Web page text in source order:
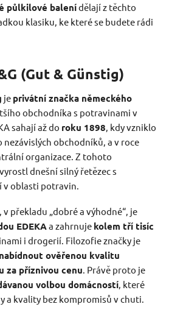
půlkilové balenídělají z těchto
klasiku, ke které se budete rádi
(Gut & Günstig)
je privátní značka německého
obchodníka s potravinami v
sahají až do roku 1898, kdy vzniklo
obchodníků, a v roce
organizace. Z tohoto
dnešní silný řetězec s
v oblasti potravin.
, v překladu „dobré a výhodné“, je
EDEKAa zahrnuje kolem tří tisíc
i drogerií. Filozofie značky je
nabídnout ověřenou kvalitu
za příznivou cenu. Právě proto je
volbou domácností, které
a kvality bez kompromisů v chuti.